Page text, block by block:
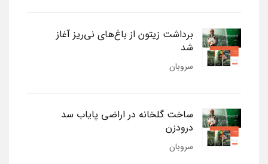
برداشت زیتون از باغ‌های نی‌ریز آغاز
شد
سروبان
ساخت گلخانه در اراضی پایاب سد
درودزن
سروبان